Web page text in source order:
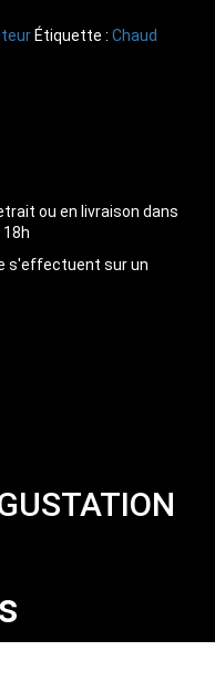
Étiquette : Chaud
ou en livraison dans
s'effectuent sur un